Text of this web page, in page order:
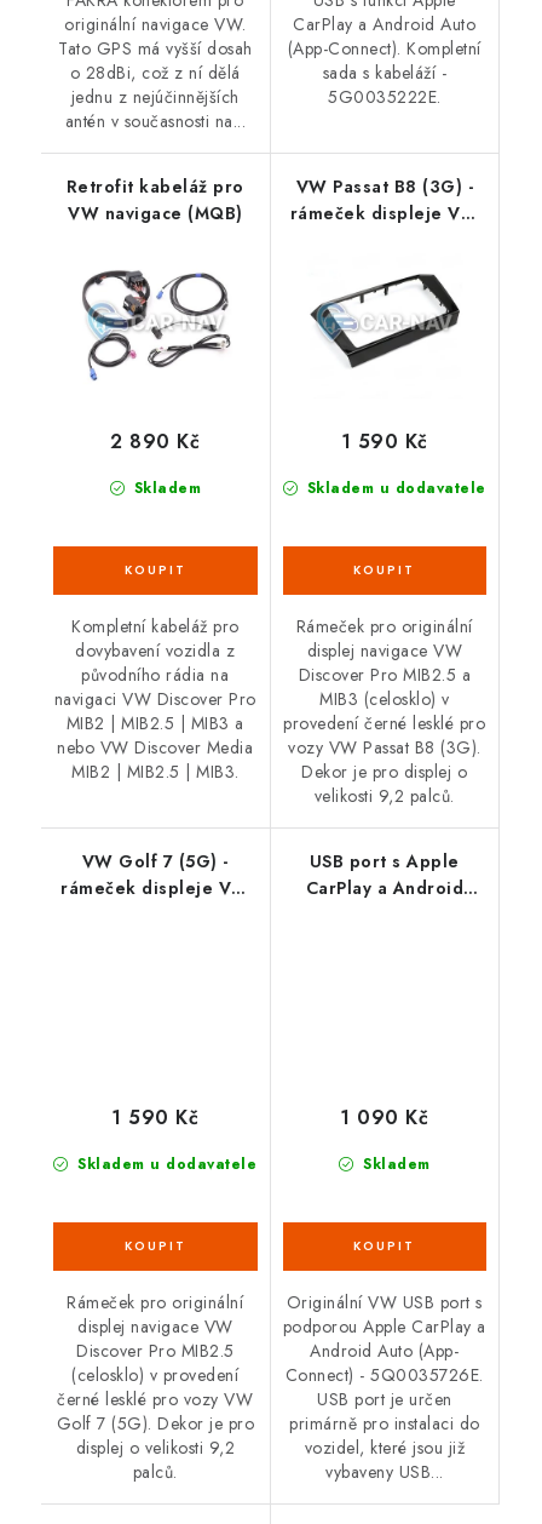
originální navigace VW.
Tato GPS má vyšší dosah
o 28dBi, což z ní dělá
jednu z nejúčinnějších
antén v současnosti na...
CarPlay a Android Auto
(App-Connect). Kompletní
sada s kabeláží -
5G0035222E.
Retrofit kabeláž pro
VW navigace (MQB)
Skladem
2 890 Kč
Kompletní kabeláž pro
dovybavení vozidla z
původního rádia na
navigaci VW Discover Pro
MIB2 | MIB2.5 | MIB3 a
nebo VW Discover Media
MIB2 | MIB2.5 | MIB3.
VW Passat B8 (3G) -
rámeček displeje VW
Skladem u dodavatele
1 590 Kč
Rámeček pro originální
displej navigace VW
Discover Pro MIB2.5 a
MIB3 (celosklo) v
provedení černé lesklé pro
vozy VW Passat B8 (3G).
Dekor je pro displej o
velikosti 9,2 palců.
VW Golf 7 (5G) -
rámeček displeje VW
Skladem u dodavatele
1 590 Kč
Rámeček pro originální
displej navigace VW
Discover Pro MIB2.5
(celosklo) v provedení
černé lesklé pro vozy VW
Golf 7 (5G). Dekor je pro
displej o velikosti 9,2
palců.
USB port s Apple
CarPlay a Android
Skladem
1 090 Kč
Originální VW USB port s
podporou Apple CarPlay a
Android Auto (App-
Connect) - 5Q0035726E.
USB port je určen
primárně pro instalaci do
vozidel, které jsou již
vybaveny USB...